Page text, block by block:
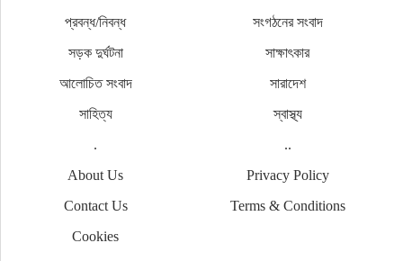
প্রবন্ধ/নিবন্ধ
সংগঠনের সংবাদ
সড়ক দুর্ঘটনা
সাক্ষাৎকার
আলোচিত সংবাদ
সারাদেশ
সাহিত্য
স্বাস্থ্য
.
..
About Us
Privacy Policy
Contact Us
Terms & Conditions
Cookies